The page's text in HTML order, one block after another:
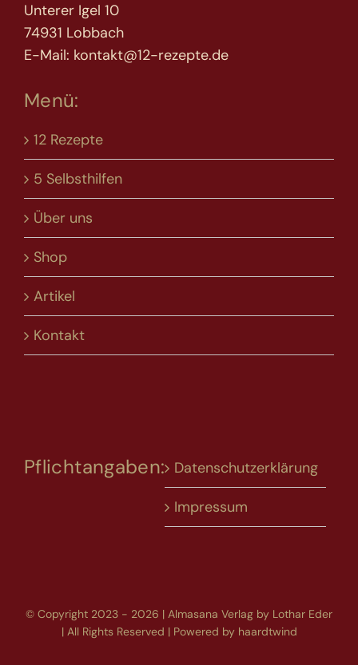
Unterer Igel 10
74931 Lobbach
E-Mail: kontakt@12-rezepte.de
Menü:
12 Rezepte
5 Selbsthilfen
Über uns
Shop
Artikel
Kontakt
Pflichtangaben: Datenschutzerklärung
Impressum
© Copyright 2023 - 2026 | Almasana Verlag by Lothar Eder
| All Rights Reserved | Powered by haardtwind